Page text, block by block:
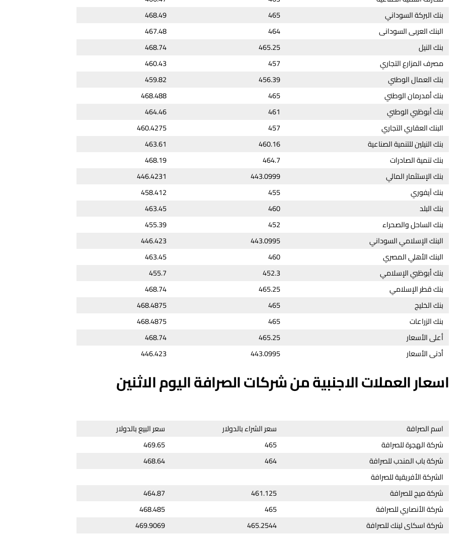
بنك البركة السوداني
465
468.49
البنك العربى السودانى
464
467.48
بنك النيل
465.25
468.74
مصرف المزارع التجاري
457
460.43
بنك العمال الوطني
456.39
459.82
بنك أمدرمان الوطني
465
468.488
بنك أبوظبي الوطني
461
464.46
البنك العقاري التجاري
457
460.4275
بنك النيلين للتنمية الصناعية
460.16
463.61
بنك تنمية الصادرات
464.7
468.19
بنك الإستثمار المالي
443.0999
446.4231
بنك آيفوري
455
458.412
بنك البلد
460
463.45
بنك الساحل والصحراء
452
455.39
البنك الإسلامي السوداني
443.0995
446.423
البنك الأهلي المصري
460
463.45
بنك أبوظبي الإسلامي
452.3
455.7
بنك قطر الإسلامي
465.25
468.74
بنك الخليج
465
468.4875
بنك الزراعات
465
468.4875
أعلى الأسعار
465.25
468.74
أدنى الأسعار
443.0995
446.423
اسعار العملات الاجنبية من شركات الصرافة اليوم الاثنين
اسم الصرافة سعر الشراء بالدولار
سعر البيع بالدولار
شركة الهجرة للصرافة
465
469.65
شركة باب المندب للصرافة
464
468.64
الشركة الأفريقية للصرافة
شركة ميج للصرافة
461.125
464.87
شركة الأنصاري للصرافة
465
468.485
شركة اسكاى لينك للصرافة
465.2544
469.9069